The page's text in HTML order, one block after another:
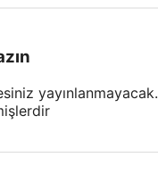
yayınlanmayacak.